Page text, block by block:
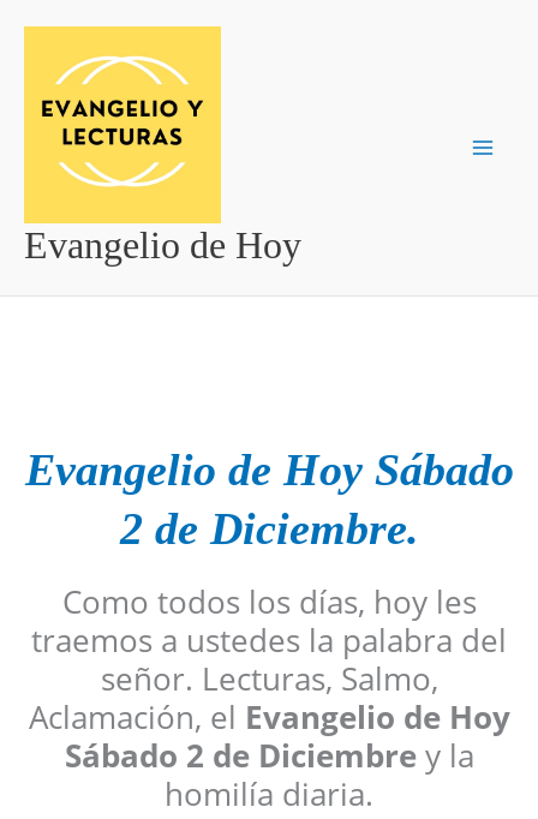
contenido
Evangelio de Hoy
Evangelio de Hoy Sábado
2 de Diciembre.
Como todos los días, hoy les
traemos a ustedes la palabra del
señor. Lecturas, Salmo,
Aclamación, el Evangelio de Hoy
Sábado 2 de Diciembrey la
homilía diaria.